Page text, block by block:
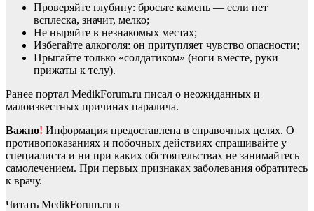
Проверяйте глубину: бросьте камень — если нет
всплеска, значит, мелко;
Не ныряйте в незнакомых местах;
Избегайте алкоголя: он притупляет чувство опасности;
Прыгайте только «солдатиком» (ноги вместе, руки
прижаты к телу).
Ранее портал MedikForum.ru писал о неожиданных и
малоизвестных причинах паралича.
Важно! Информация предоставлена в справочных целях. О
противопоказаниях и побочных действиях спрашивайте у
специалиста и ни при каких обстоятельствах не занимайтесь
самолечением. При первых признаках заболевания обратитесь
к врачу.
Читать MedikForum.ru в